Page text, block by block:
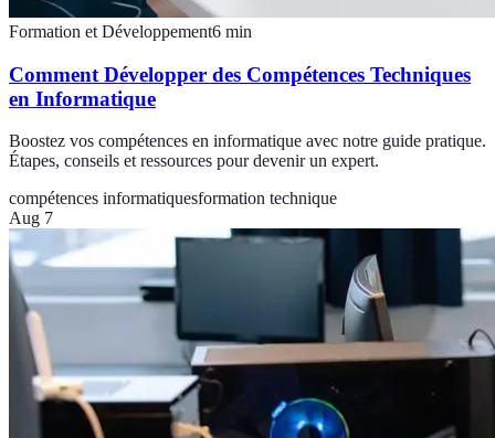
Formation et Développement6 min
Comment Développer des Compétences Techniques
en Informatique
Boostez vos compétences en informatique avec notre guide pratique.
Étapes, conseils et ressources pour devenir un expert.
compétences informatiquesformation technique
Aug 7